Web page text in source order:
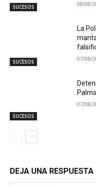
SUCESOS 08/08/
SUCESOS
La
07/08/
SUCESOS
07/08/
DEJA UNA RESPUESTA